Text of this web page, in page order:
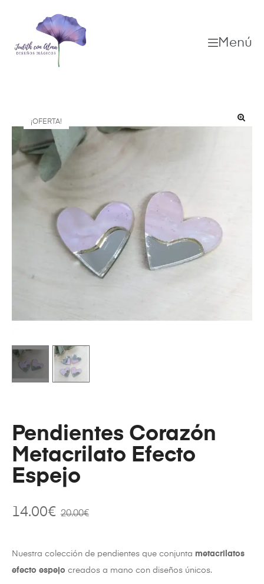
Menú
¡OFERTA!
Pendientes Corazón
Metacrilato Efecto
Espejo
20.00€
14.00€
Nuestra colección de pendientes que conjunta metacrilatos
efecto espejo creados a mano con diseños únicos.